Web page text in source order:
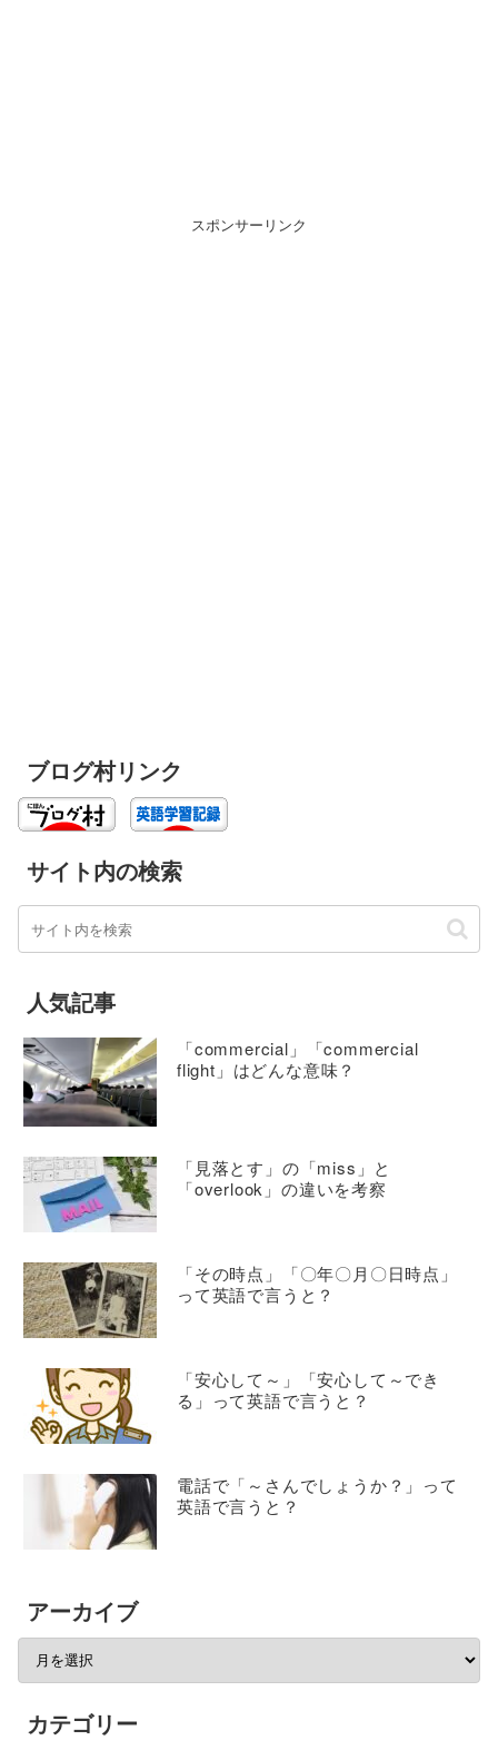
スポンサーリンク
ブログ村リンク
サイト内の検索
人気記事
「commercial」「commercial
flight」はどんな意味？
「見落とす」の「miss」と
「overlook」の違いを考察
「その時点」「〇年〇月〇日時点」
って英語で言うと？
「安心して～」「安心して～でき
る」って英語で言うと？
電話で「～さんでしょうか？」って
英語で言うと？
アーカイブ
カテゴリー